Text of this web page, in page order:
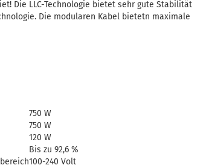
Die LLC-Technologie bietet sehr gute Stabilität
Die modularen Kabel bietetn maximale
750 W
750 W
120 W
Bis zu 92,6 %
100-240 Volt